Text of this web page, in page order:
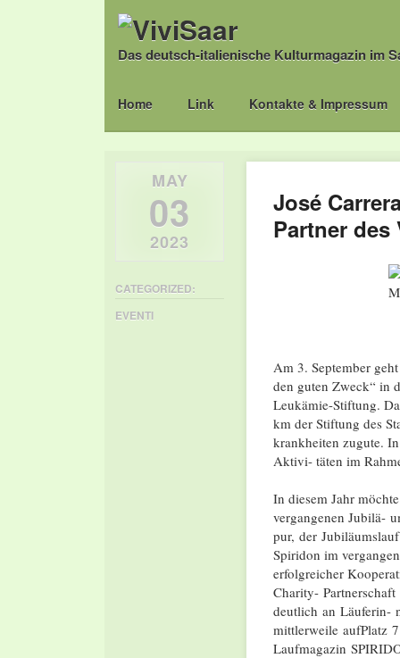
Das deutsch-italienische Kulturmagazin im
Main menu
Skip
Home Link Kontakte & Impressum
José
Partner des
Am 3. September
den guten Zweck“ in
Leukämie-Stiftung.
km der Stiftung des
krankheiten zugute.
Aktivi- täten im
In diesem Jahr
vergangenen Jubilä-
pur, der
Spiridon im
erfolgreicher
Charity- Partnerschaft
deutlich an Läuferin-
mittlerweile aufPlatz
Laufmagazin
MAY
03
2023
CATEGORIZED:
EVENTI